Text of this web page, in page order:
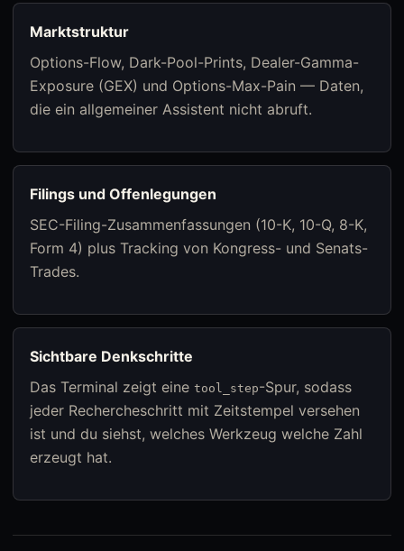
Marktstruktur
Options-Flow, Dark-Pool-Prints, Dealer-Gamma-
Exposure (GEX) und Options-Max-Pain — Daten,
die ein allgemeiner Assistent nicht abruft.
Filings und Offenlegungen
SEC-Filing-Zusammenfassungen (10-K, 10-Q, 8-K,
Form 4) plus Tracking von Kongress- und Senats-
Trades.
Sichtbare Denkschritte
Das Terminal zeigt eine tool_step-Spur, sodass
jeder Rechercheschritt mit Zeitstempel versehen
ist und du siehst, welches Werkzeug welche Zahl
erzeugt hat.